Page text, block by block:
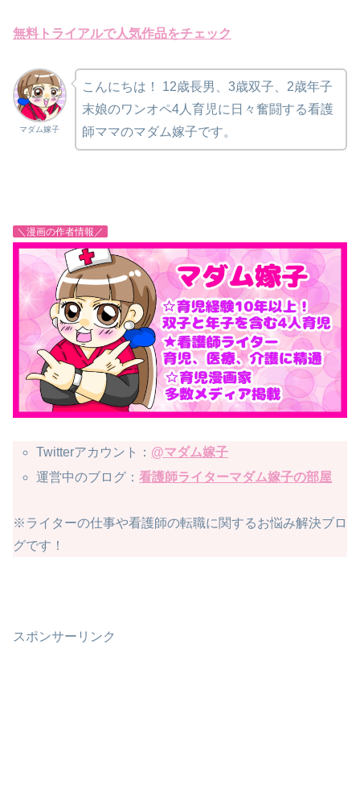
無料トライアルで人気作品をチェック
マダム嫁子
こんにちは！ 12歳長男、3歳双子、2歳年子
末娘のワンオペ4人育児に日々奮闘する看護
師ママのマダム嫁子です。
＼漫画の作者情報／
Twitterアカウント： @マダム嫁子
運営中のブログ：看護師ライターマダム嫁子の部屋
※ライターの仕事や看護師の転職に関するお悩み解決ブロ
グです！
スポンサーリンク